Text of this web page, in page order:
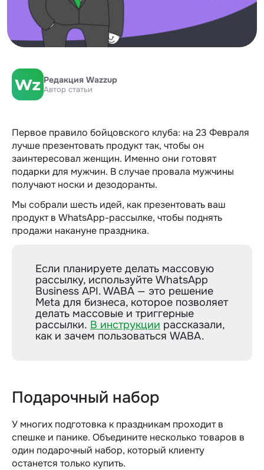
Редакция Wazzup
Автор статьи
Первое правило бойцовского клуба: на 23 Февраля
лучше презентовать продукт так, чтобы он
заинтересовал женщин. Именно они готовят
подарки для мужчин. В случае провала мужчины
получают носки и дезодоранты.
Мы собрали шесть идей, как презентовать ваш
продукт в WhatsApp-рассылке, чтобы поднять
продажи накануне праздника.
Если планируете делать массовую
рассылку, используйте WhatsApp
Business API. WABA — это решение
Meta для бизнеса, которое позволяет
делать массовые и триггерные
рассылки. В инструкции рассказали,
как и зачем пользоваться WABA.
Подарочный набор
У многих подготовка к праздникам проходит в
спешке и панике. Объедините несколько товаров в
один подарочный набор, который клиенту
останется только купить.